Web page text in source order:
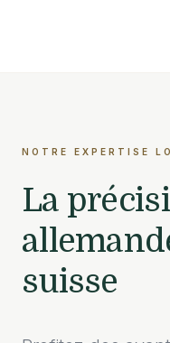
NOTRE EXPERTISE
La
suisse